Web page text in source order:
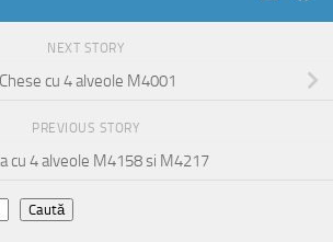
NEXT STORY
Chese cu 4 alveole M4001
PREVIOUS STORY
cu 4 alveole M4158 si M4217
Caută